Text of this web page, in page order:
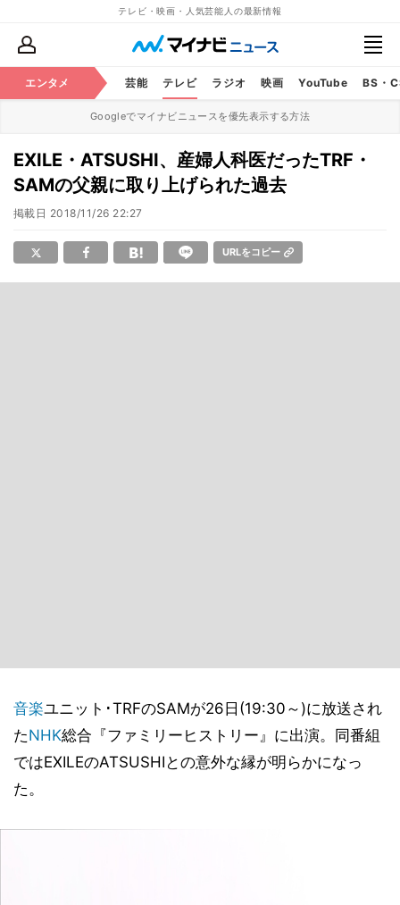
テレビ・映画・人気芸能人の最新情報
エンタメ 芸能 テレビ ラジオ 映画 YouTube BS・
Googleでマイナビニュースを優先表示する方法
EXILE・ATSUSHI、産婦人科医だったTRF・
SAMの父親に取り上げられた過去
掲載日 2018/11/26 22:27
URLをコピー
音楽ユニット･TRFのSAMが26日(19:30～)に放送され
たNHK総合『ファミリーヒストリー』に出演。同番組
ではEXILEのATSUSHIとの意外な縁が明らかになっ
た。